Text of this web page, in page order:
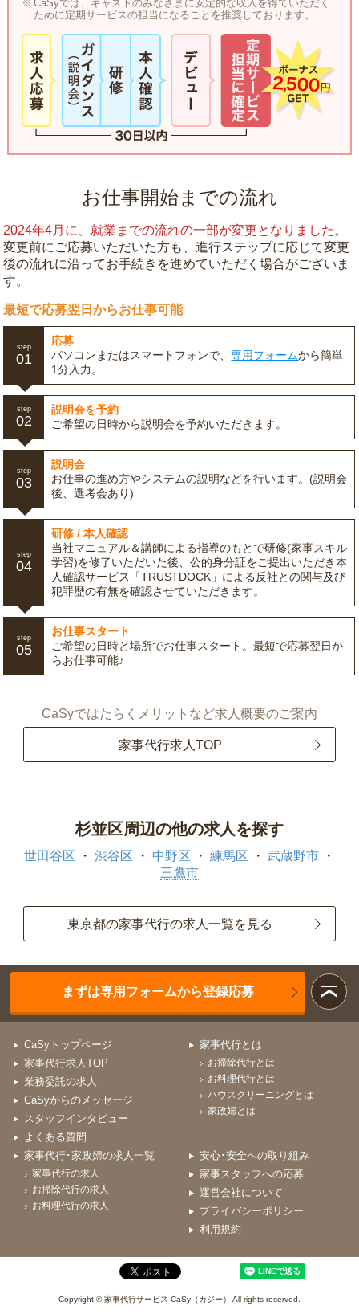
CaSyでは、キャストのみなさまに安定的な収入を得ていただく
ために定期サービスの担当になることを推奨しております。
お仕事開始までの流れ
2024年4月に、就業までの流れの一部が変更となりました。
変更前にご応募いただいた方も、進行ステップに応じて変更
後の流れに沿ってお手続きを進めていただく場合がございま
す。
最短で応募翌日からお仕事可能
step
01
応募
パソコンまたはスマートフォンで、専用フォームから簡単
1分入力。
step
02
説明会を予約
ご希望の日時から説明会を予約いただきます。
step
03
説明会
お仕事の進め方やシステムの説明などを行います。(説明会
後、選考会あり)
step
04
研修 / 本人確認
当社マニュアル＆講師による指導のもとで研修(家事スキル
学習)を修了いただいた後、公的身分証をご提出いただき本
人確認サービス「TRUSTDOCK」による反社との関与及び
犯罪歴の有無を確認させていただきます。
step
05
お仕事スタート
ご希望の日時と場所でお仕事スタート。最短で応募翌日か
らお仕事可能♪
CaSyではたらくメリットなど求人概要のご案内
家事代行求人TOP
杉並区周辺の他の求人を探す
世田谷区 渋谷区 中野区 練馬区
武蔵野市
三鷹市
東京都の家事代行の求人一覧を見る
まずは専用フォームから登録応募
CaSyトップページ
家事代行求人TOP
業務委託の求人
CaSyからのメッセージ
スタッフインタビュー
よくある質問
家事代行とは
お掃除代行とは
お料理代行とは
ハウスクリーニングとは
家政婦とは
家事代行･家政婦の求人一覧
家事代行の求人
お掃除代行の求人
お料理代行の求人
安心･安全への取り組み
家事スタッフへの応募
運営会社について
プライバシーポリシー
利用規約
Copyright © 家事代行サービス CaSy（カジー） All rights reserved.